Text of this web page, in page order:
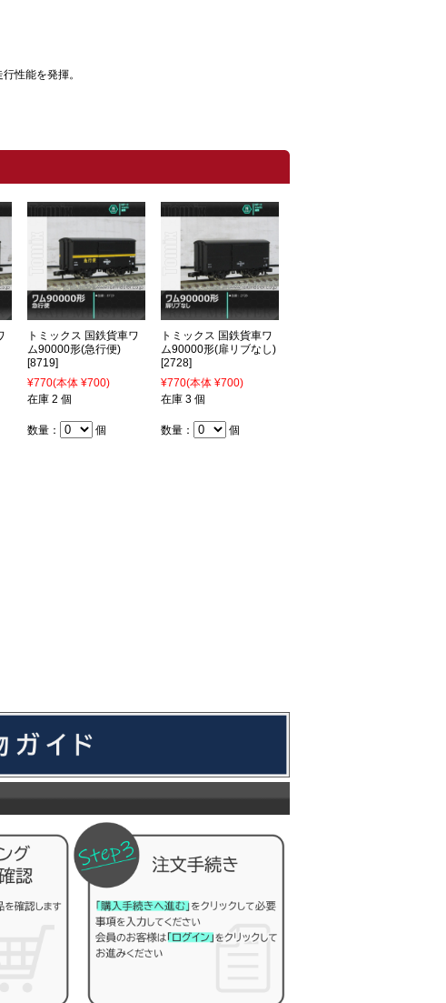
性能を発揮。
トミックス 国鉄貨車ワ
ム90000形(急行便)
[8719]
¥770(本体 ¥700)
在庫 2 個
数量： 個
トミックス 国鉄貨車ワ
ム90000形(扉リブなし)
[2728]
¥770(本体 ¥700)
在庫 3 個
数量： 個